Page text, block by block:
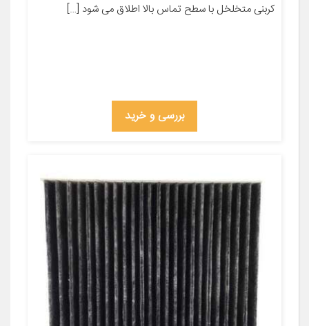
کربنی متخلخل با سطح تماس بالا اطلاق می شود […]
بررسی و خرید